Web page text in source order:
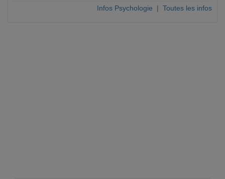
Infos Psychologie | Toutes les infos